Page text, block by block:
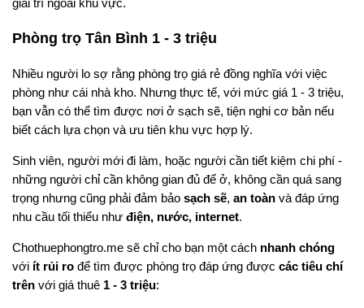
giải trí ngoài khu vực.
Phòng trọ Tân Bình 1 - 3 triệu
Nhiều người lo sợ rằng phòng trọ giá rẻ đồng nghĩa với việc
phòng như cái nhà kho. Nhưng thực tế, với mức giá 1 - 3 triệu,
bạn vẫn có thể tìm được nơi ở sạch sẽ, tiện nghi cơ bản nếu
biết cách lựa chọn và ưu tiên khu vực hợp lý.
Sinh viên, người mới đi làm, hoặc người cần tiết kiệm chi phí -
những người chỉ cần không gian đủ để ở, không cần quá sang
trọng nhưng cũng phải đảm bảo sạch sẽ, an toàn và đáp ứng
nhu cầu tối thiểu như điện, nước, internet.
Chothuephongtro.me sẽ chỉ cho bạn một cách nhanh chóng
với ít rủi ro để tìm được phòng trọ đáp ứng được các tiêu chí
trên với giá thuê 1 - 3 triệu: